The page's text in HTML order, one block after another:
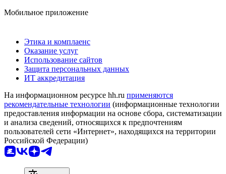
Мобильное приложение
Этика и комплаенс
Оказание услуг
Использование сайтов
Защита персональных данных
ИТ аккредитация
На информационном ресурсе hh.ru применяются
рекомендательные технологии (информационные технологии
предоставления информации на основе сбора, систематизации
и анализа сведений, относящихся к предпочтениям
пользователей сети «Интернет», находящихся на территории
Российской Федерации)